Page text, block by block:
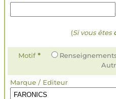
(Si vous êtes
Motif *
Marque / Editeur